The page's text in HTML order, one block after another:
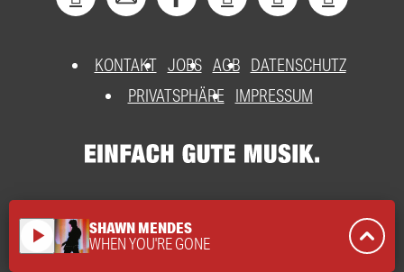
KONTAKT JOBS AGB DATENSCHUTZ
PRIVATSPHÄRE
IMPRESSUM
play_arrow SHAWN MENDES
WHEN YOU'RE GONE